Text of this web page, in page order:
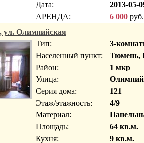
Дата:
2013-05-
АРЕНДА:
6 000
ул. Олимпийская
Тип:
3-
Населенный пункт:
Тюмень,
Район:
1 мкр
Улица:
Серия дома:
121
Этаж/этажность:
4/9
Материал:
Площадь:
64 кв.м.
Кухня:
9 кв.м.